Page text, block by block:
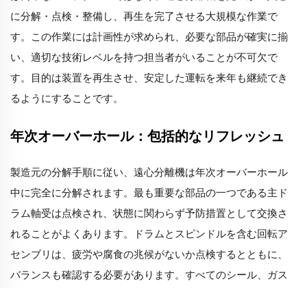
に分解・点検・整備し、再生を完了させる大規模な作業で
す。この作業には計画性が求められ、必要な部品が確実に揃
い、適切な技術レベルを持つ担当者がいることが不可欠で
す。目的は装置を再生させ、安定した運転を来年も継続でき
るようにすることです。
年次オーバーホール：包括的なリフレッシュ
製造元の分解手順に従い、遠心分離機は年次オーバーホール
中に完全に分解されます。最も重要な部品の一つである主ド
ラム軸受は点検され、状態に関わらず予防措置として交換さ
れることがよくあります。ドラムとスピンドルを含む回転ア
センブリは、疲労や腐食の兆候がないか点検するとともに、
バランスも確認する必要があります。すべてのシール、ガス